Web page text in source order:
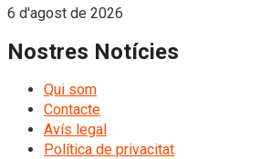
6 d'agost de 2026
Nostres Notícies
Qui som
Contacte
Avís legal
Política de privacitat